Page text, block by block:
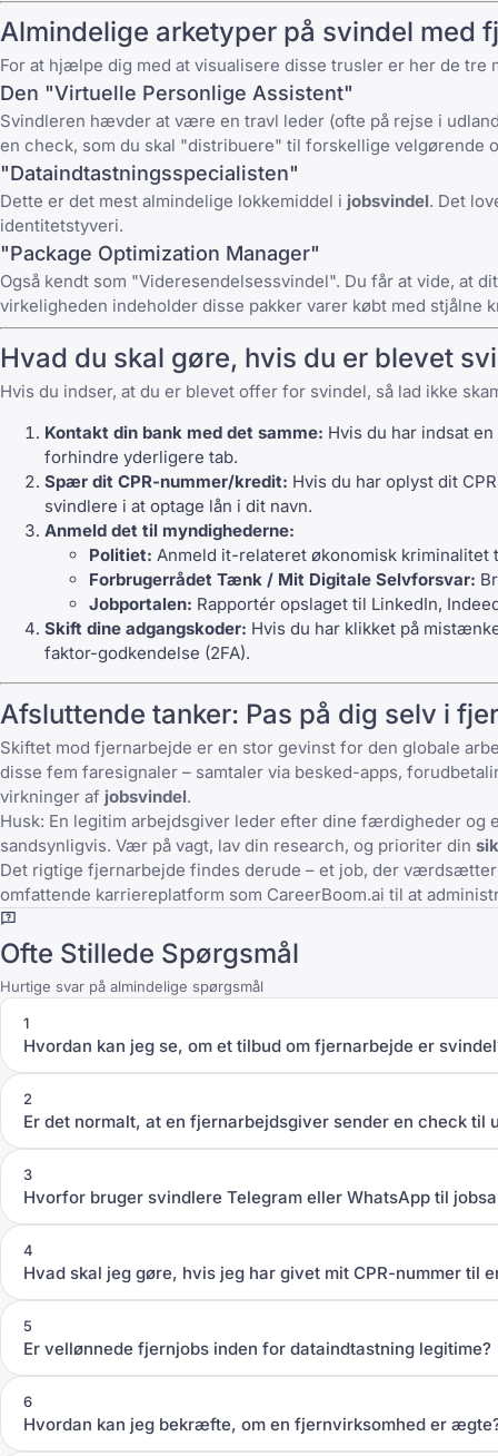
Almindelige arketyper på svindel med
For at hjælpe dig med at visualisere disse trusler er her de
Den "Virtuelle Personlige Assistent"
Svindleren hævder at være en travl leder (ofte på rejse i
en check, som du skal "distribuere" til forskellige
"Dataindtastningsspecialisten"
Dette er det mest almindelige lokkemiddel i jobsvindel. Det
identitetstyveri.
"Package Optimization Manager"
Også kendt som "Videresendelsessvindel". Du får at vide, at
virkeligheden indeholder disse pakker varer købt med
Hvad du skal gøre, hvis du er blevet
Hvis du indser, at du er blevet offer for svindel, så lad ikke
Kontakt din bank med det samme: Hvis du har indsat
forhindre yderligere tab.
Spær dit CPR-nummer/kredit: Hvis du har oplyst dit
svindlere i at optage lån i dit navn.
Anmeld det til myndighederne:
Politiet: Anmeld it-relateret økonomisk kriminalitet
Forbrugerrådet Tænk / Mit Digitale Selvforsvar:
Jobportalen: Rapportér opslaget til LinkedIn,
Skift dine adgangskoder: Hvis du har klikket på
faktor-godkendelse (2FA).
Afsluttende tanker: Pas på dig selv i
Skiftet mod fjernarbejde er en stor gevinst for den globale
disse fem faresignaler – samtaler via besked-apps,
virkninger af jobsvindel.
Husk: En legitim arbejdsgiver leder efter dine færdigheder og
sandsynligvis. Vær på vagt, lav din research, og prioriter din
Det rigtige fjernarbejde findes derude – et job, der
omfattende karriereplatform som CareerBoom.ai til at
Ofte Stillede Spørgsmål
Hurtige svar på almindelige spørgsmål
1
Hvordan kan jeg se, om et tilbud om fjernarbejde er
2
Er det normalt, at en fjernarbejdsgiver sender en check til
3
Hvorfor bruger svindlere Telegram eller WhatsApp til
4
Hvad skal jeg gøre, hvis jeg har givet mit CPR-nummer til
5
Er vellønnede fjernjobs inden for dataindtastning legitime?
6
Hvordan kan jeg bekræfte, om en fjernvirksomhed er